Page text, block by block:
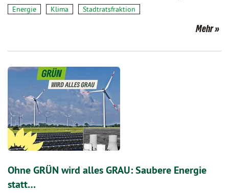
Energie Klima Stadtratsfraktion
Mehr
Ohne GRÜN wird alles GRAU: Saubere Energie
statt…